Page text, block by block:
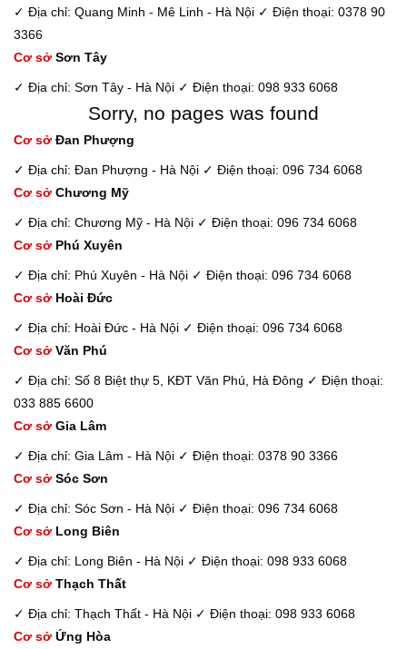
✓ Địa chỉ: Quang Minh - Mê Linh - Hà Nội ✓ Điện thoại: 0378 90
3366
Cơ sở Sơn Tây
✓ Địa chỉ: Sơn Tây - Hà Nội ✓ Điện thoại: 098 933 6068
Sorry, no pages was found
Cơ sở Đan Phượng
✓ Địa chỉ: Đan Phượng - Hà Nội ✓ Điện thoại: 096 734 6068
Cơ sở Chương Mỹ
✓ Địa chỉ: Chương Mỹ - Hà Nội ✓ Điện thoại: 096 734 6068
Cơ sở Phú Xuyên
✓ Địa chỉ: Phú Xuyên - Hà Nội ✓ Điện thoại: 096 734 6068
Cơ sở Hoài Đức
✓ Địa chỉ: Hoài Đức - Hà Nội ✓ Điện thoại: 096 734 6068
Cơ sở Văn Phú
✓ Địa chỉ: Số 8 Biệt thự 5, KĐT Văn Phú, Hà Đông ✓ Điện thoại:
033 885 6600
Cơ sở Gia Lâm
✓ Địa chỉ: Gia Lâm - Hà Nội ✓ Điện thoại: 0378 90 3366
Cơ sở Sóc Sơn
✓ Địa chỉ: Sóc Sơn - Hà Nội ✓ Điện thoại: 096 734 6068
Cơ sở Long Biên
✓ Địa chỉ: Long Biên - Hà Nội ✓ Điện thoại: 098 933 6068
Cơ sở Thạch Thất
✓ Địa chỉ: Thạch Thất - Hà Nội ✓ Điện thoại: 098 933 6068
Cơ sở Ứng Hòa